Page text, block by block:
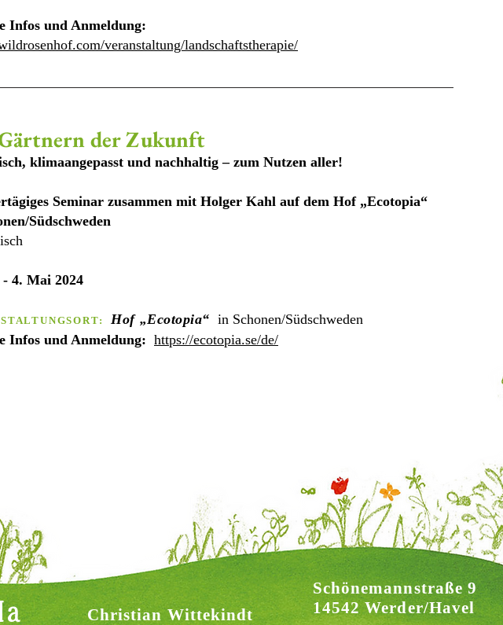
Infos und Anmeldung:
veranstaltung/landschaftstherapie/
der Zukunft
ch, klimaangepasst und nachhaltig – zum Nutzen aller!
Seminar zusammen mit Holger Kahl auf dem Hof „Ecotopia“
Südschweden
- 4. Mai 2024
Hof „Ecotopia“ in Schonen/Südschweden
Infos und Anmeldung: https://ecotopia.se/de/
Christian Wittekindt
Schönemannstraße 9
14542 Werder/Havel